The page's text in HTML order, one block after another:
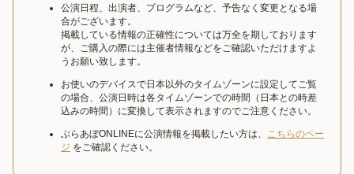
公演日程、出演者、プログラムなど、予告なく変更となる場
合がございます。
掲載している情報の正確性については万全を期しております
が、ご購入の際には主催者情報などをご確認いただけますよ
うお願い致します。
お使いのデバイスで日本以外のタイムゾーンに設定してご覧
の場合、公演日時は各タイムゾーンでの時間（日本との時差
込みの時間）に変換して表示されますのでご注意ください。
ぶらあぼONLINEに公演情報を掲載したい方は、 こちらのペー
ジ をご確認ください。